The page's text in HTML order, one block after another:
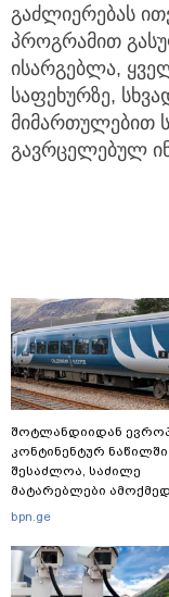
გაძლიერებას
პროგრამით
ისარგებლა,
საფეხურზე,
მიმართულებით
გავრცელებულ
შოტლანდიიდან
კონტინენტურ ნაწილში
შესაძლოა, საძილე
მატარებლები
მიზანი საჰაერო
bpn.ge